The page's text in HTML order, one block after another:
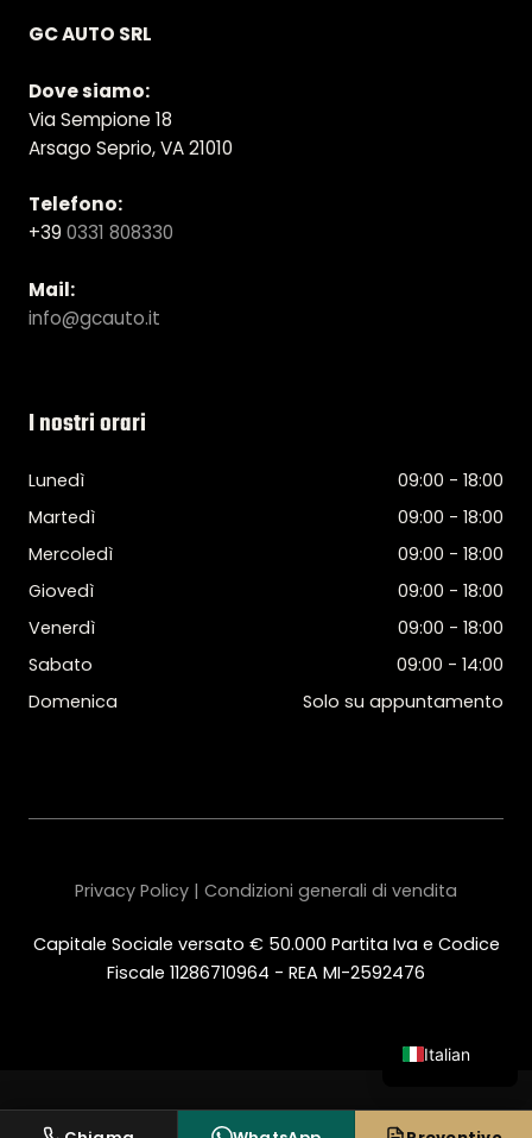
GC AUTO SRL
Dove siamo:
Via Sempione 18
Arsago Seprio, VA 21010
Telefono:
+39 0331 808330
Mail:
info@gcauto.it
I nostri orari
Lunedì
09:00 - 18:00
Martedì
09:00 - 18:00
Mercoledì
09:00 - 18:00
Giovedì
09:00 - 18:00
Venerdì
09:00 - 18:00
Sabato
09:00 - 14:00
Domenica
Solo su appuntamento
Capitale Sociale versato € 50.000 Partita Iva e Codice
Fiscale 11286710964 - REA MI-2592476
Privacy Policy | Condizioni generali di vendita
Italian
Spanish